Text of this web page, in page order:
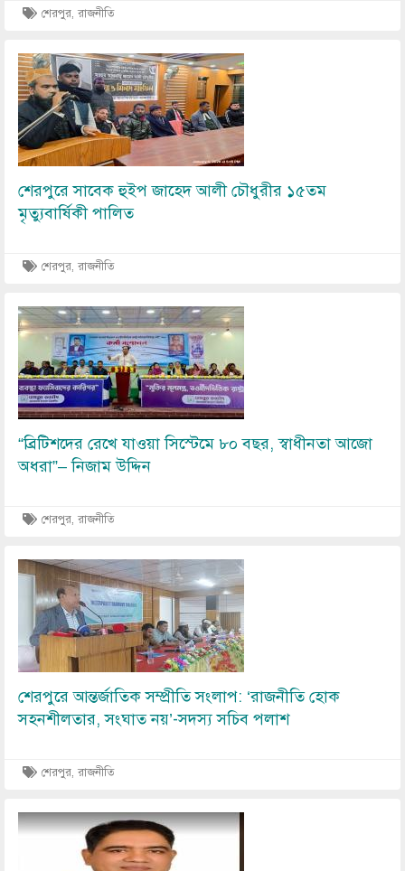
শেরপুর, রাজনীতি
Image
শেরপুরে সাবেক হুইপ জাহেদ আলী চৌধুরীর ১৫তম
মৃত্যুবার্ষিকী পালিত
শেরপুর, রাজনীতি
Image
“ব্রিটিশদের রেখে যাওয়া সিস্টেমে ৮০ বছর, স্বাধীনতা আজো
অধরা”– নিজাম উদ্দিন
শেরপুর, রাজনীতি
Image
শেরপুরে আন্তর্জাতিক সম্প্রীতি সংলাপ: ‘রাজনীতি হোক
সহনশীলতার, সংঘাত নয়’-সদস্য সচিব পলাশ
শেরপুর, রাজনীতি
Image